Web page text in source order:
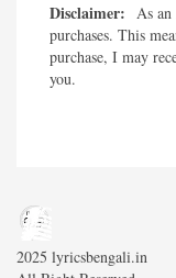
Disclaimer: As
purchases. This
purchase, I may
you.
2025 lyricsbengali.in